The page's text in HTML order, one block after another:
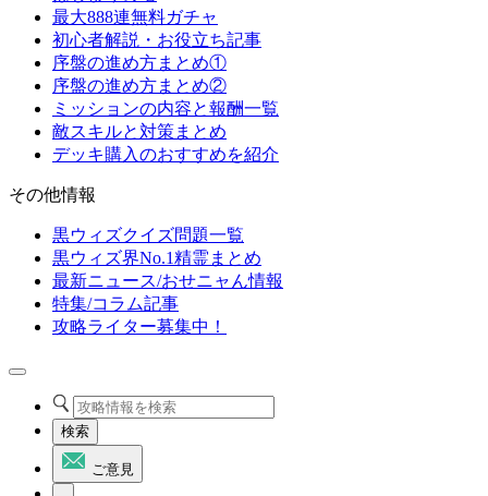
最大888連無料ガチャ
初心者解説・お役立ち記事
序盤の進め方まとめ①
序盤の進め方まとめ②
ミッションの内容と報酬一覧
敵スキルと対策まとめ
デッキ購入のおすすめを紹介
その他情報
黒ウィズクイズ問題一覧
黒ウィズ界No.1精霊まとめ
最新ニュース/おせニャん情報
特集/コラム記事
攻略ライター募集中！
検索
ご意見